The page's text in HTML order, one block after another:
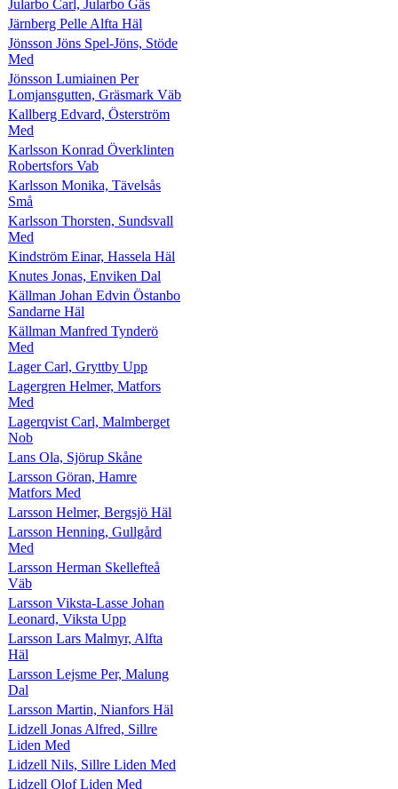
Jularbo Carl, Jularbo Gäs
Järnberg Pelle Alfta Häl
Jönsson Jöns Spel-Jöns, Stöde
Med
Jönsson Lumiainen Per
Lomjansgutten, Gräsmark Väb
Kallberg Edvard, Österström
Med
Karlsson Konrad Överklinten
Robertsfors Vab
Karlsson Monika, Tävelsås
Små
Karlsson Thorsten, Sundsvall
Med
Kindström Einar, Hassela Häl
Knutes Jonas, Enviken Dal
Källman Johan Edvin Östanbo
Sandarne Häl
Källman Manfred Tynderö
Med
Lager Carl, Gryttby Upp
Lagergren Helmer, Matfors
Med
Lagerqvist Carl, Malmberget
Nob
Lans Ola, Sjörup Skåne
Larsson Göran, Hamre
Matfors Med
Larsson Helmer, Bergsjö Häl
Larsson Henning, Gullgård
Med
Larsson Herman Skellefteå
Väb
Larsson Viksta-Lasse Johan
Leonard, Viksta Upp
Larsson Lars Malmyr, Alfta
Häl
Larsson Lejsme Per, Malung
Dal
Larsson Martin, Nianfors Häl
Lidzell Jonas Alfred, Sillre
Liden Med
Lidzell Nils, Sillre Liden Med
Lidzell Olof Liden Med